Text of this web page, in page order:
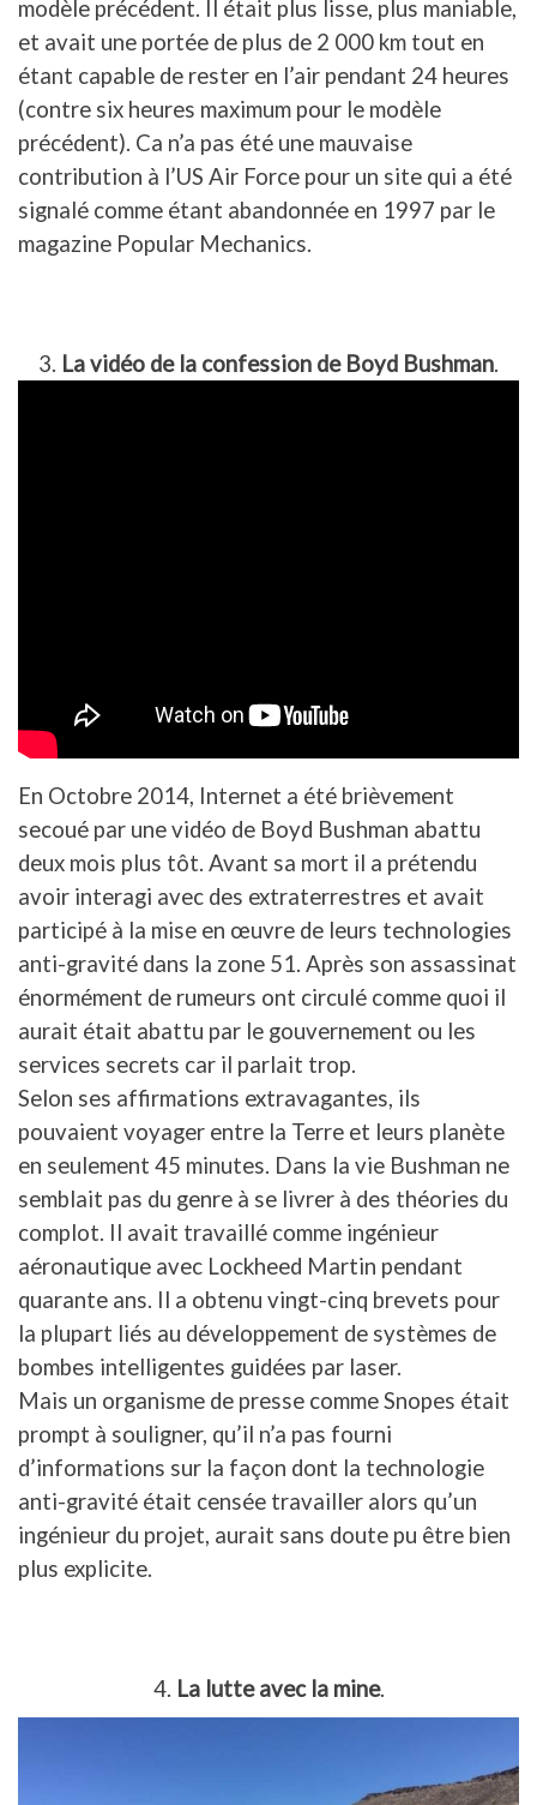
modèle précédent. Il était plus lisse, plus maniable,
et avait une portée de plus de 2 000 km tout en
étant capable de rester en l’air pendant 24 heures
(contre six heures maximum pour le modèle
précédent). Ca n’a pas été une mauvaise
contribution à l’US Air Force pour un site qui a été
signalé comme étant abandonnée en 1997 par le
magazine Popular Mechanics.
3. La vidéo de la confession de Boyd Bushman.
En Octobre 2014, Internet a été brièvement
secoué par une vidéo de Boyd Bushman abattu
deux mois plus tôt. Avant sa mort il a prétendu
avoir interagi avec des extraterrestres et avait
participé à la mise en œuvre de leurs technologies
anti-gravité dans la zone 51. Après son assassinat
énormément de rumeurs ont circulé comme quoi il
aurait était abattu par le gouvernement ou les
services secrets car il parlait trop.
Selon ses affirmations extravagantes, ils
pouvaient voyager entre la Terre et leurs planète
en seulement 45 minutes. Dans la vie Bushman ne
semblait pas du genre à se livrer à des théories du
complot. Il avait travaillé comme ingénieur
aéronautique avec Lockheed Martin pendant
quarante ans. Il a obtenu vingt-cinq brevets pour
la plupart liés au développement de systèmes de
bombes intelligentes guidées par laser.
Mais un organisme de presse comme Snopes était
prompt à souligner, qu’il n’a pas fourni
d’informations sur la façon dont la technologie
anti-gravité était censée travailler alors qu’un
ingénieur du projet, aurait sans doute pu être bien
plus explicite.
4. La lutte avec la mine.